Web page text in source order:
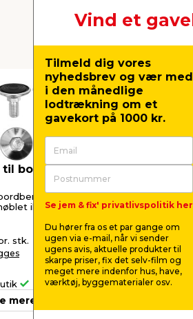
til bordben 30
i højden, så
ikke vipper.
stk.
mere
Effektiv
service ved
25,00
Lev. omk.
Webshop
Vind et
Tilmeld dig vores
nyhedsbrev og vær med
i den månedlige
lodtrækning om et
gavekort på 1000 kr.
Se jem & fix' privatlivspolitik her
Du hører fra os et par gange om
ugen via e-mail, når vi sender
ugens avis, aktuelle produkter til
skarpe priser, fix det selv-film og
meget mere indenfor hus, have,
værktøj, byggematerialer osv.